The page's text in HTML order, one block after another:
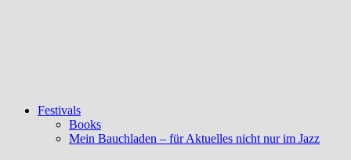
Festivals
Books
Mein Bauchladen – für Aktuelles nicht nur im Jazz